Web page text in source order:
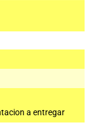
a entregar